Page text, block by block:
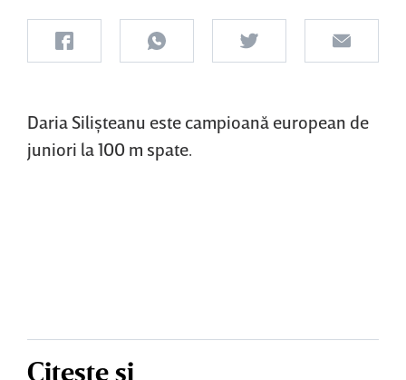
Daria Silişteanu este campioană european de
juniori la 100 m spate.
Citește și